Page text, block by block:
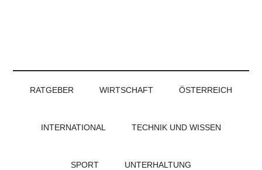
RATGEBER WIRTSCHAFT ÖSTERREICH
INTERNATIONAL TECHNIK UND WISSEN
SPORT UNTERHALTUNG